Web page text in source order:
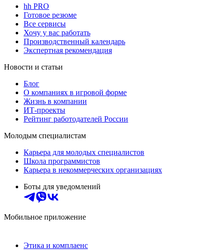
hh PRO
Готовое резюме
Все сервисы
Хочу у вас работать
Производственный календарь
Экспертная рекомендация
Новости и статьи
Блог
О компаниях в игровой форме
Жизнь в компании
ИТ-проекты
Рейтинг работодателей России
Молодым специалистам
Карьера для молодых специалистов
Школа программистов
Карьера в некоммерческих организациях
Боты для уведомлений
Мобильное приложение
Этика и комплаенс